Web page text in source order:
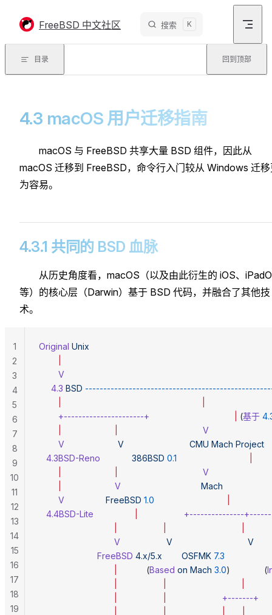
FreeBSD 中文社区 搜索 K
目录 回到顶部
4.3 macOS 用户迁移指南
macOS 与 FreeBSD 共享大量 BSD 组件，因此从
macOS 迁移到 FreeBSD，命令行入门较从 Windows 迁
为容易。
4.3.1 共同的 BSD 血脉
从历史角度看，macOS（以及由此衍生的 iOS、
等）的核心层（Darwin）基于 BSD 代码，并融合了其他技
术。
Original Unix
        V
     4.3
BSD
        +----------------------+
(基于
                                   V
        V
                      V
                           CMU
Mach Project
   4.3BSD-Reno
             386BSD
0.1
                                   V
                      V
                                 Mach
        V
                 FreeBSD
1.0
   4.4BSD-Lite
+---------------
                               V
                   V
                               V
                        FreeBSD
4.x/5.x
        OSFMK
7.3
            (
Based on Mach 3.0)              (
                       +-------+
1
2
3
4
5
6
7
8
9
10
11
12
13
14
15
16
17
18
19